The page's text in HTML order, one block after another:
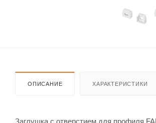
ОПИСАНИЕ ХАРАКТЕРИСТИКИ
Заглушка с отверстием для профиля